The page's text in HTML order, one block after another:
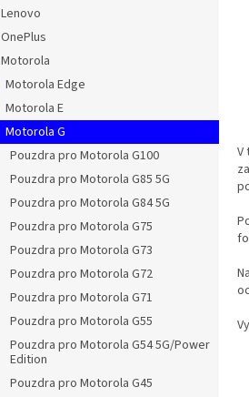
Lenovo
OnePlus
Motorola
Motorola Edge
Motorola E
Motorola G
Pouzdra pro Motorola G100
Pouzdra pro Motorola G85 5G
Pouzdra pro Motorola G84 5G
Pouzdra pro Motorola G75
Pouzdra pro Motorola G73
Pouzdra pro Motorola G72
Pouzdra pro Motorola G71
Pouzdra pro Motorola G55
Pouzdra pro Motorola G54 5G/Power
Edition
Pouzdra pro Motorola G45
V